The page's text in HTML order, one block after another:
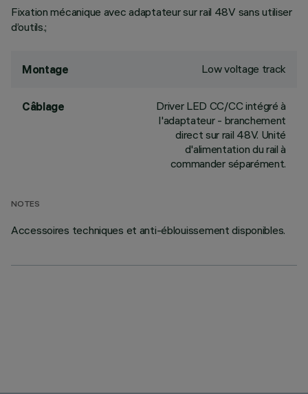
Fixation mécanique avec adaptateur sur rail 48V sans utiliser
d’outils.;
Montage Low voltage track
Câblage
Driver LED CC/CC intégré à
l'adaptateur - branchement
direct sur rail 48V. Unité
d'alimentation du rail à
commander séparément.
NOTES
Accessoires techniques et anti-éblouissement disponibles.